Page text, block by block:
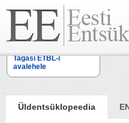
Tagasi ETBL-i
avalehele
Üldentsüklopeedia